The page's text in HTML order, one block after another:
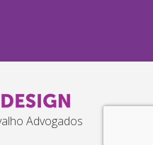
Advogados